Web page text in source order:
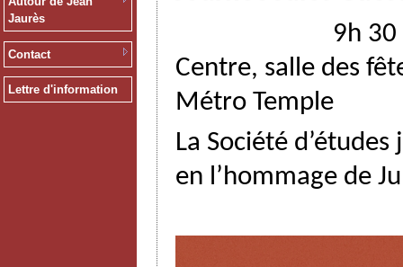
Jaurès
Contact
Lettre d'information
9h 30 à
Centre, salle des
Métro Temple
La Société
en l’hommage de